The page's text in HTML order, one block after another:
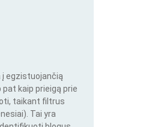
į egzistuojančią
kaip prieigą prie
taikant filtrus
Tai yra